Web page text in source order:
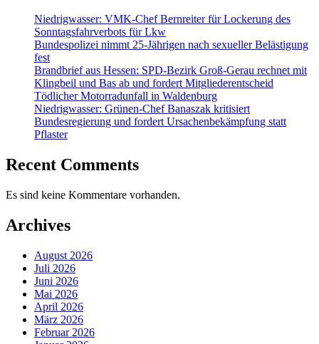
Niedrigwasser: VMK-Chef Bernreiter für Lockerung des
Sonntagsfahrverbots für Lkw
Bundespolizei nimmt 25-Jährigen nach sexueller Belästigung
fest
Brandbrief aus Hessen: SPD-Bezirk Groß-Gerau rechnet mit
Klingbeil und Bas ab und fordert Mitgliederentscheid
Tödlicher Motorradunfall in Waldenburg
Niedrigwasser: Grünen-Chef Banaszak kritisiert
Bundesregierung und fordert Ursachenbekämpfung statt
Pflaster
Recent Comments
Es sind keine Kommentare vorhanden.
Archives
August 2026
Juli 2026
Juni 2026
Mai 2026
April 2026
März 2026
Februar 2026